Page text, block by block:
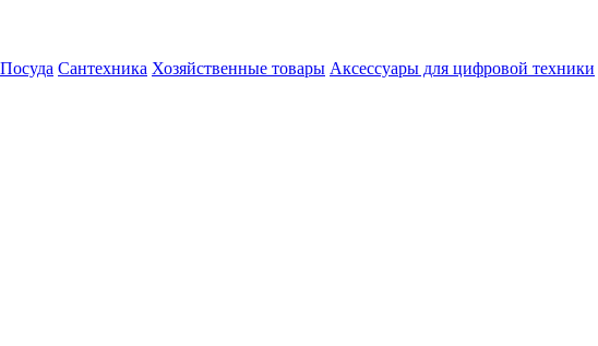
Посуда Сантехника Хозяйственные товары Аксессуары для цифровой техники